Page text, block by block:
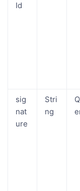
Id
sig
nat
ure
Stri
ng